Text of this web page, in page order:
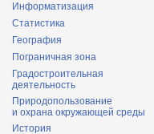
Информатизация
Статистика
География
Пограничная зона
Градостроительная
деятельность
Природопользование
и охрана окружающей среды
История